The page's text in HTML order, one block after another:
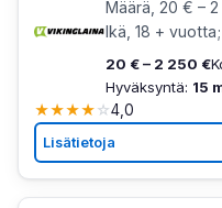
Määrä, 20 € –
Ikä, 18 +
20 € – 2 250 €
Hyväksyntä: 15
★★★★☆4,0
Lisätietoja